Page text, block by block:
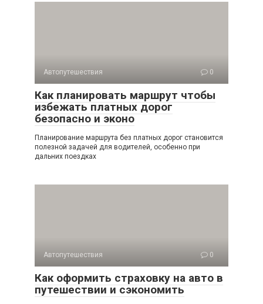
Автопутешествия 0
Как планировать маршрут чтобы
избежать платных дорог
безопасно и эконо
Планирование маршрута без платных дорог становится
полезной задачей для водителей, особенно при
дальних поездках
Автопутешествия 0
Как оформить страховку на авто в
путешествии и сэкономить